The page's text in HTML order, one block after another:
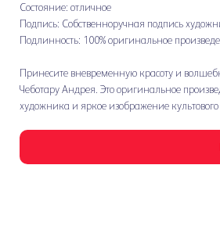
Состояние: отличное
Подпись: Собственноручная подпись
Подлинность: 100% оригинальное
Принесите вневременную красоту и
Чеботару Андрея. Это оригинальное
художника и яркое изображение культового